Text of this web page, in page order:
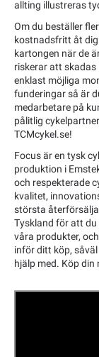
allting illustreras
Om du beställer
kostnadsfritt åt
kartongen när de
riskerar att
enklast möjliga
funderingar så är
medarbetare på
pålitlig
TCMcykel.se!
Focus är en tysk
produktion i
och respekterade
kvalitet,
största
Tyskland för att
våra produkter,
inför ditt köp,
hjälp med. Köp din